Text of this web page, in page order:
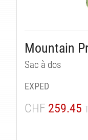
Mountain
Sac à dos
EXPED
CHF 259.45